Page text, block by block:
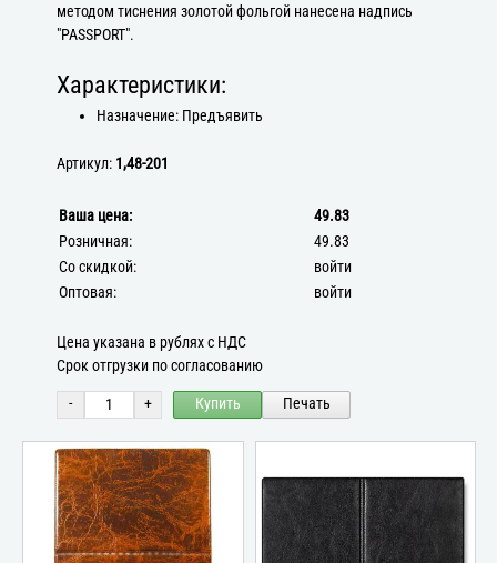
методом тиснения золотой фольгой нанесена надпись
"PASSPORT".
Характеристики:
Назначение: Предъявить
Артикул: 1,48-201
Ваша цена:
49.83
Розничная:
49.83
Со скидкой:
войти
Оптовая:
войти
Цена указана в рублях с НДС
Срок отгрузки по согласованию
- + Купить Печать